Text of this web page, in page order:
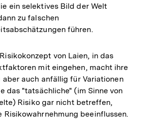
der
ein selektives Bild der Welt
zu falschen
führen.
von Laien, in das
mit eingehen, macht ihre
auch anfällig für Variationen
das "tatsächliche" (im Sinne von
Risiko gar nicht betreffen,
beeinflussen.